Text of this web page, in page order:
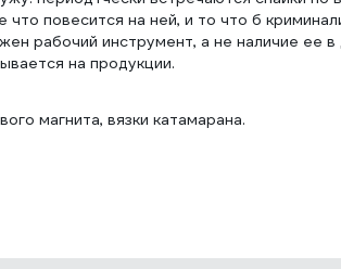
что повесится на ней, и то что б
рабочий инструмент, а не наличие ее в
на продукции.
магнита, вязки катамарана.